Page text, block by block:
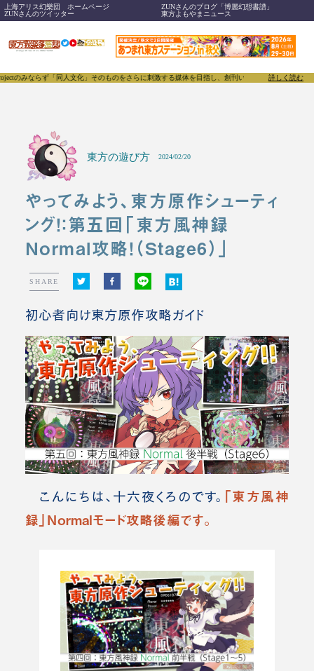
上海アリス幻樂団 ホームページ
ZUNさんのブログ「博麗幻想書譜」
ZUNさんのツイッター
東方よもやまニュース
文化」そのものをさらに刺激する媒体を目指し、創刊いたします。 東方我楽多叢誌(とうほう
詳しく読む
東方の遊び方 2024/02/20
やってみよう、東方原作シューティ
ング！：第五回「東方風神録
Normal攻略！（Stage6）」
SHARE
初心者向け東方原作攻略ガイド
こんにちは、十六夜くろのです。 「東方風神
録」Normalモード攻略後編です。